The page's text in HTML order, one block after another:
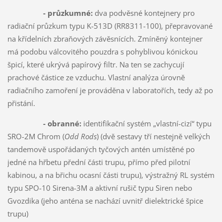
- průzkumné:dva podvěsné kontejnery pro
radiační průzkum typu K-513D (RR8311-100), přepravované
na křídelních zbraňových závěsnících. Zmíněný kontejner
má podobu válcovitého pouzdra s pohyblivou kónickou
špicí, které ukrývá papírový filtr. Na ten se zachycují
prachové částice ze vzduchu. Vlastní analýza úrovně
radiačního zamoření je prováděna v laboratořích, tedy až po
přistání.
- obranné:identifikační systém „vlastní-cizí“ typu
SRO-2M Chrom (Odd Rods) (dvě sestavy tří nestejně velkých
tandemově uspořádaných tyčových antén umístěné po
jedné na hřbetu přední části trupu, přímo před pilotní
kabinou, a na břichu ocasní části trupu), výstražný RL systém
typu SPO-10 Sirena-3M a aktivní rušič typu Siren nebo
Gvozdika (jeho anténa se nachází uvnitř dielektrické špice
trupu)